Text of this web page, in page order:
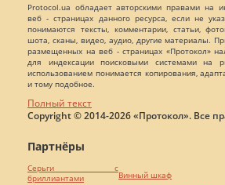
Protocol.ua обладает авторскими правами на
веб - страницах данного ресурса, если не
понимаются тексты, комментарии, статьи,
шота, сканы, видео, аудио, другие материалы.
размещенных на веб - страницах «Протокол»
для индексации поисковыми системами на
использованием понимается копирования,
и тому подобное.
Полный текст
Copyright © 2014-2026 «Протокол». Все
Партнёры
Серьги с
бриллиантами
Винный шкаф